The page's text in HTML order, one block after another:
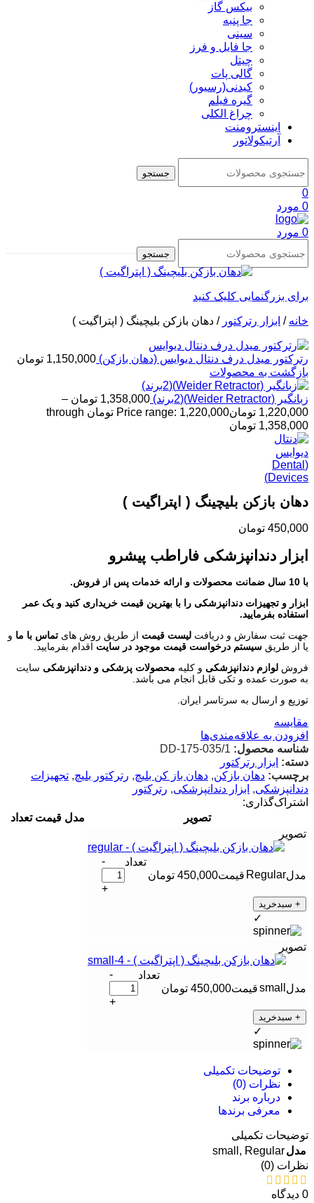
بیکس گاز
جا پنبه
سینی
جا فایل و فرز
چیتل
گالی پات
کیدنی(رسیور)
گیره فیلم
چراغ الکلی
اینسترومنت
آرتیکولاتور
جستجو
0
0 مورد
0 مورد
جستجو
برای بزرگنمایی کلیک کنید
خانه / ابزار رترکتور / دهان بازکن بلیچینگ ( اپتراگیت )
رترکتور میدل درف دنتال دیوایس (دهان بازکن) 1,150,000 تومان
بازگشت به محصولات
زبانگیر (Weider Retractor)(2برند) 1,358,000 تومان –
1,220,000 تومان
Price range: 1,220,000 تومان through
1,358,000 تومان
دهان بازکن بلیچینگ ( اپتراگیت )
450,000 تومان
ابزار دندانپزشکی فاراطب پیشرو
با 10 سال ضمانت محصولات و ارائه خدمات پس از فروش.
ابزار و تجهیزات دندانپزشکی را با بهترین قیمت خریداری کنید و یک عمر
استفاده بفرمایید.
جهت ثبت سفارش و دریافت لیست قیمت از طریق روش های تماس با ما و
یا از طریق سیستم درخواست قیمت موجود در سایت اقدام بفرمایید.
فروش لوازم دندانپزشکی و کلیه محصولات پزشکی و دندانپزشکی سایت
به صورت عمده و تکی قابل انجام می باشد.
توزیع و ارسال به سرتاسر ایران.
مقایسه
افزودن به علاقه‌مندی‌ها
شناسه محصول: DD-175-035/1
دسته: ابزار رترکتور
برچسب: دهان بازکن, دهان باز کن بلیچ, رترکتور بلیچ, تجهیزات
دندانپزشکی, ابزار دندانپزشکی, رترکتور
اشتراک‌گذاری:
تصویر
مدل قیمت تعداد
Regular
450,000 تومان
-
+
+ سبدخرید
✓
small
450,000 تومان
-
+
+ سبدخرید
✓
توضیحات تکمیلی
نظرات (0)
درباره برند
معرفی برند‌ها
توضیحات تکمیلی
مدل
small , Regular
نظرات (0)
0 دیدگاه